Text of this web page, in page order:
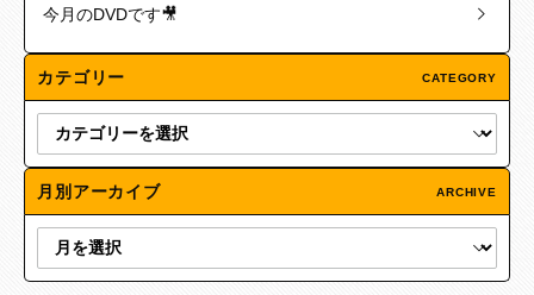
今月のDVDです🎥
カテゴリー CATEGORY
月別アーカイブ ARCHIVE